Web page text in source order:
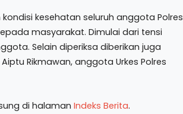
kesehatan seluruh anggota Polres
masyarakat. Dimulai dari tensi
Selain diperiksa diberikan juga
Rikmawan, anggota Urkes Polres
di halaman Indeks Berita.